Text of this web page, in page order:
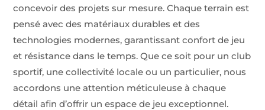
concevoir des projets sur mesure. Chaque terrain est
pensé avec des matériaux durables et des
technologies modernes, garantissant confort de jeu
et résistance dans le temps. Que ce soit pour un club
sportif, une collectivité locale ou un particulier, nous
accordons une attention méticuleuse à chaque
détail afin d’offrir un espace de jeu exceptionnel.